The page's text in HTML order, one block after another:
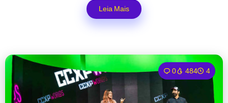
Leia Mais
0 484 4